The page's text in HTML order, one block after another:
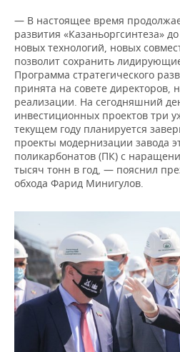
— В настоящее время
развития «Казаньоргсинтеза»
новых технологий, новых
позволит сохранить
Программа стратегического
принята на совете директоров,
реализации. На сегодняшний
инвестиционных проектов три
текущем году планируется
проекты модернизации завода
поликарбонатов (ПК) с
тысяч тонн в год, — пояснил
обхода Фарид Минигулов.